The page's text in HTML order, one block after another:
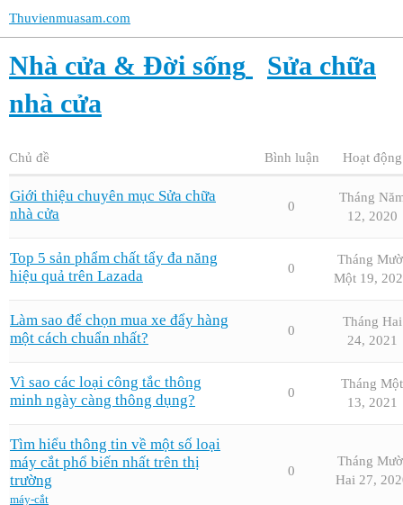
Thuvienmuasam.com
Nhà cửa & Đời sống
Sửa chữa
nhà cửa
Chủ đề Bình luận Hoạt động
Giới thiệu chuyên mục Sửa chữa
nhà cửa
0
Tháng
12, 2020
Top 5 sản phẩm chất tẩy đa năng
hiệu quả trên Lazada
0
Tháng
Một 19,
Làm sao để chọn mua xe đẩy hàng
một cách chuẩn nhất?
0
Tháng Hai
24, 2021
Vì sao các loại công tắc thông
minh ngày càng thông dụng?
0
Tháng Một
13, 2021
Tìm hiểu thông tin về một số loại
máy cắt phổ biến nhất trên thị
trường
máy-cắt
0
Tháng
Hai 27,